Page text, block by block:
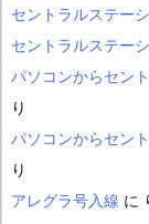
セントラルステー
セントラルステー
パソコンからセン
り
パソコンからセン
り
アレグラ号入線 に